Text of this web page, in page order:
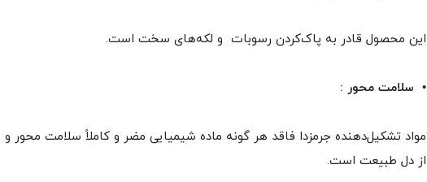
این محصول قادر به پاک‌کردن رسوبات و لکه‌های سخت است.
• سلامت محور :
مواد تشکیل‌دهنده جرمزدا فاقد هر گونه ماده شیمیایی مضر و کاملاً سلامت محور و
از دل طبیعت است.